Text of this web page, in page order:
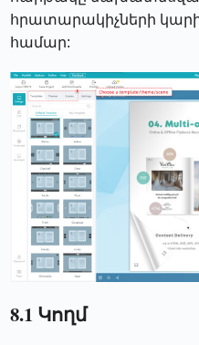
հրատարակիչների
համար:
8.1 Կողմ